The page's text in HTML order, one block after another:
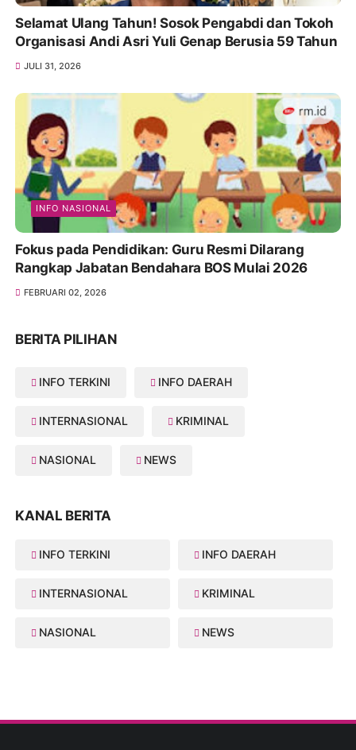
Selamat Ulang Tahun! Sosok Pengabdi dan Tokoh
Organisasi Andi Asri Yuli Genap Berusia 59 Tahun
JULI 31, 2026
INFO NASIONAL
Fokus pada Pendidikan: Guru Resmi Dilarang
Rangkap Jabatan Bendahara BOS Mulai 2026
FEBRUARI 02, 2026
BERITA PILIHAN
INFO TERKINI INFO DAERAH
INTERNASIONAL KRIMINAL
NASIONAL NEWS
KANAL BERITA
INFO TERKINI INFO DAERAH
INTERNASIONAL KRIMINAL
NASIONAL NEWS